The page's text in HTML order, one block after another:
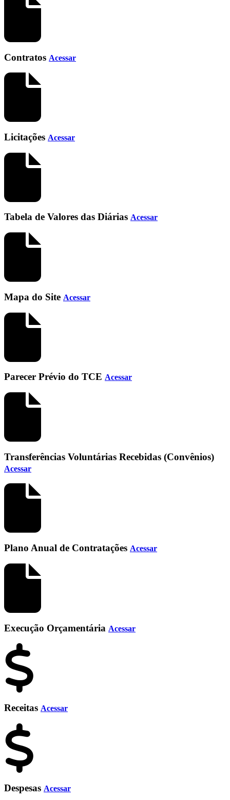
Contratos Acessar
Licitações Acessar
Tabela de Valores das Diárias Acessar
Mapa do Site Acessar
Parecer Prévio do TCE Acessar
Transferências Voluntárias Recebidas (Convênios)
Acessar
Plano Anual de Contratações Acessar
Execução Orçamentária Acessar
Receitas Acessar
Despesas Acessar